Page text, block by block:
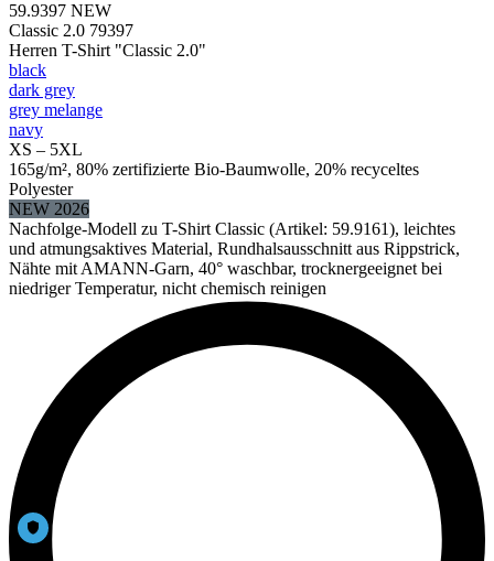
59.9397 NEW
Classic 2.0 79397
Herren T-Shirt "Classic 2.0"
black
dark grey
grey melange
navy
XS – 5XL
165g/m², 80% zertifizierte Bio-Baumwolle, 20% recyceltes
Polyester
NEW 2026
Nachfolge-Modell zu T-Shirt Classic (Artikel: 59.9161), leichtes
und atmungsaktives Material, Rundhalsausschnitt aus Rippstrick,
Nähte mit AMANN-Garn, 40° waschbar, trocknergeeignet bei
niedriger Temperatur, nicht chemisch reinigen